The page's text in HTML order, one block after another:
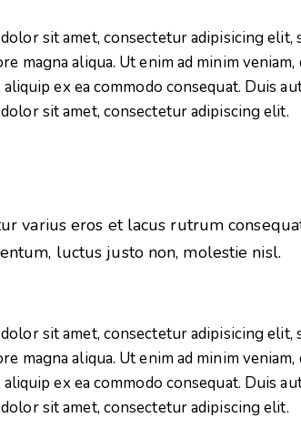
sit amet, consectetur adipisicing
magna aliqua. Ut enim ad minim
ex ea commodo consequat. Duis
sit amet, consectetur adipiscing elit.
varius eros et lacus rutrum
luctus justo non, molestie nisl.
sit amet, consectetur adipisicing
magna aliqua. Ut enim ad minim
ex ea commodo consequat. Duis
sit amet, consectetur adipiscing elit.